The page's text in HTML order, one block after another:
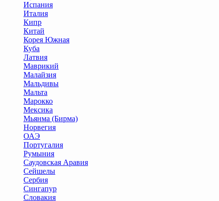
Испания
Италия
Кипр
Китай
Корея Южная
Куба
Латвия
Маврикий
Малайзия
Мальдивы
Мальта
Марокко
Мексика
Мьянма (Бирма)
Норвегия
ОАЭ
Португалия
Румыния
Саудовская Аравия
Сейшелы
Сербия
Сингапур
Словакия